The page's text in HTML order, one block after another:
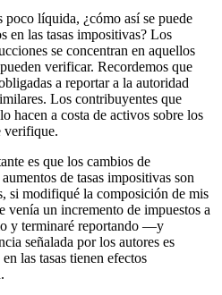
líquida, ¿cómo así se puede
en las tasas impositivas? Los
se concentran en aquellos
verificar. Recordemos que
a reportar a la autoridad
Los contribuyentes que
hacen a costa de activos sobre los
verifique.
es que los cambios de
de tasas impositivas son
si modifiqué la composición de mis
venía un incremento de impuestos a
y terminaré reportando —y
señalada por los autores es
las tasas tienen efectos